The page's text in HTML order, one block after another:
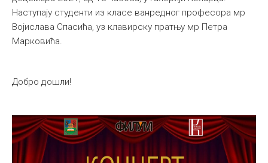
Међународна
Наступају студенти из класе ванредног професора мр
Војислава Спасића, уз клавирску пратњу мр Петра
Марковића.
Добро дошли!